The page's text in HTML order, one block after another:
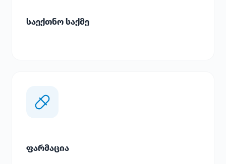
საექთნო საქმე
ფარმაცია